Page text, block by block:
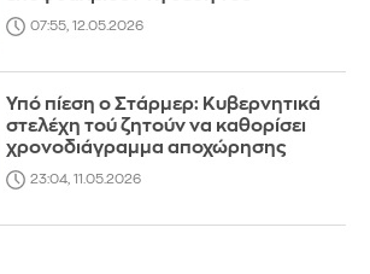
07:55, 12.05.2026
Υπό πίεση ο Στάρμερ: Κυβερνητικά
στελέχη τού ζητούν να καθορίσει
χρονοδιάγραμμα αποχώρησης
23:04, 11.05.2026